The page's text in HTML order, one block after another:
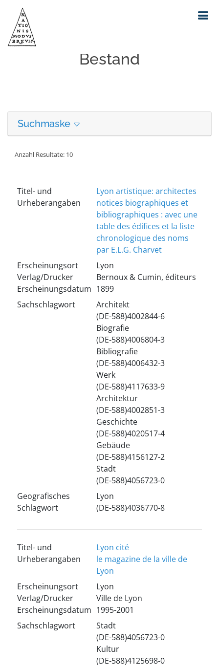
Erweiterte Suche in unserem
Bestand
Suchmaske
Anzahl Resultate: 10
Titel- und
Urheberangaben
Lyon artistique: architectes
notices biographiques et
bibliographiques : avec une
table des édifices et la liste
chronologique des noms
par E.L.G. Charvet
Erscheinungsort
Verlag/Drucker
Erscheinungsdatum
Lyon
Bernoux & Cumin, éditeurs
1899
Sachschlagwort
Architekt
(DE-588)4002844-6
Biografie
(DE-588)4006804-3
Bibliografie
(DE-588)4006432-3
Werk
(DE-588)4117633-9
Architektur
(DE-588)4002851-3
Geschichte
(DE-588)4020517-4
Gebäude
(DE-588)4156127-2
Stadt
(DE-588)4056723-0
Geografisches
Schlagwort
Lyon
(DE-588)4036770-8
Titel- und
Urheberangaben
Lyon cité
le magazine de la ville de
Lyon
Erscheinungsort
Verlag/Drucker
Erscheinungsdatum
Lyon
Ville de Lyon
1995-2001
Sachschlagwort
Stadt
(DE-588)4056723-0
Kultur
(DE-588)4125698-0